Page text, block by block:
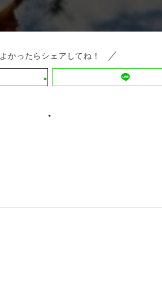
よかったらシェアしてね！